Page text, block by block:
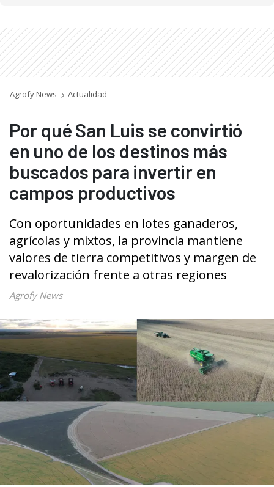
Agrofy News Actualidad
Por qué San Luis se convirtió
en uno de los destinos más
buscados para invertir en
campos productivos
Con oportunidades en lotes ganaderos,
agrícolas y mixtos, la provincia mantiene
valores de tierra competitivos y margen de
revalorización frente a otras regiones
Agrofy News